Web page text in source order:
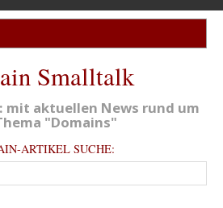
Smalltalk
mit aktuellen News rund um
"Domains"
ARTIKEL SUCHE: